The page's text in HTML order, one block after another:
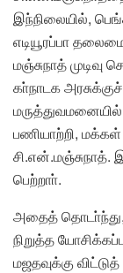
இந்நிலையில்,
எடியூரப்பா
மஞ்சுநாத்
கா்நாடக
பணியாற்றி, மக்கள்
சி.என்.மஞ்சுநாத்.
பெற்றாா்.
அதைத்
நிறுத்த
மஜதவுக்கு